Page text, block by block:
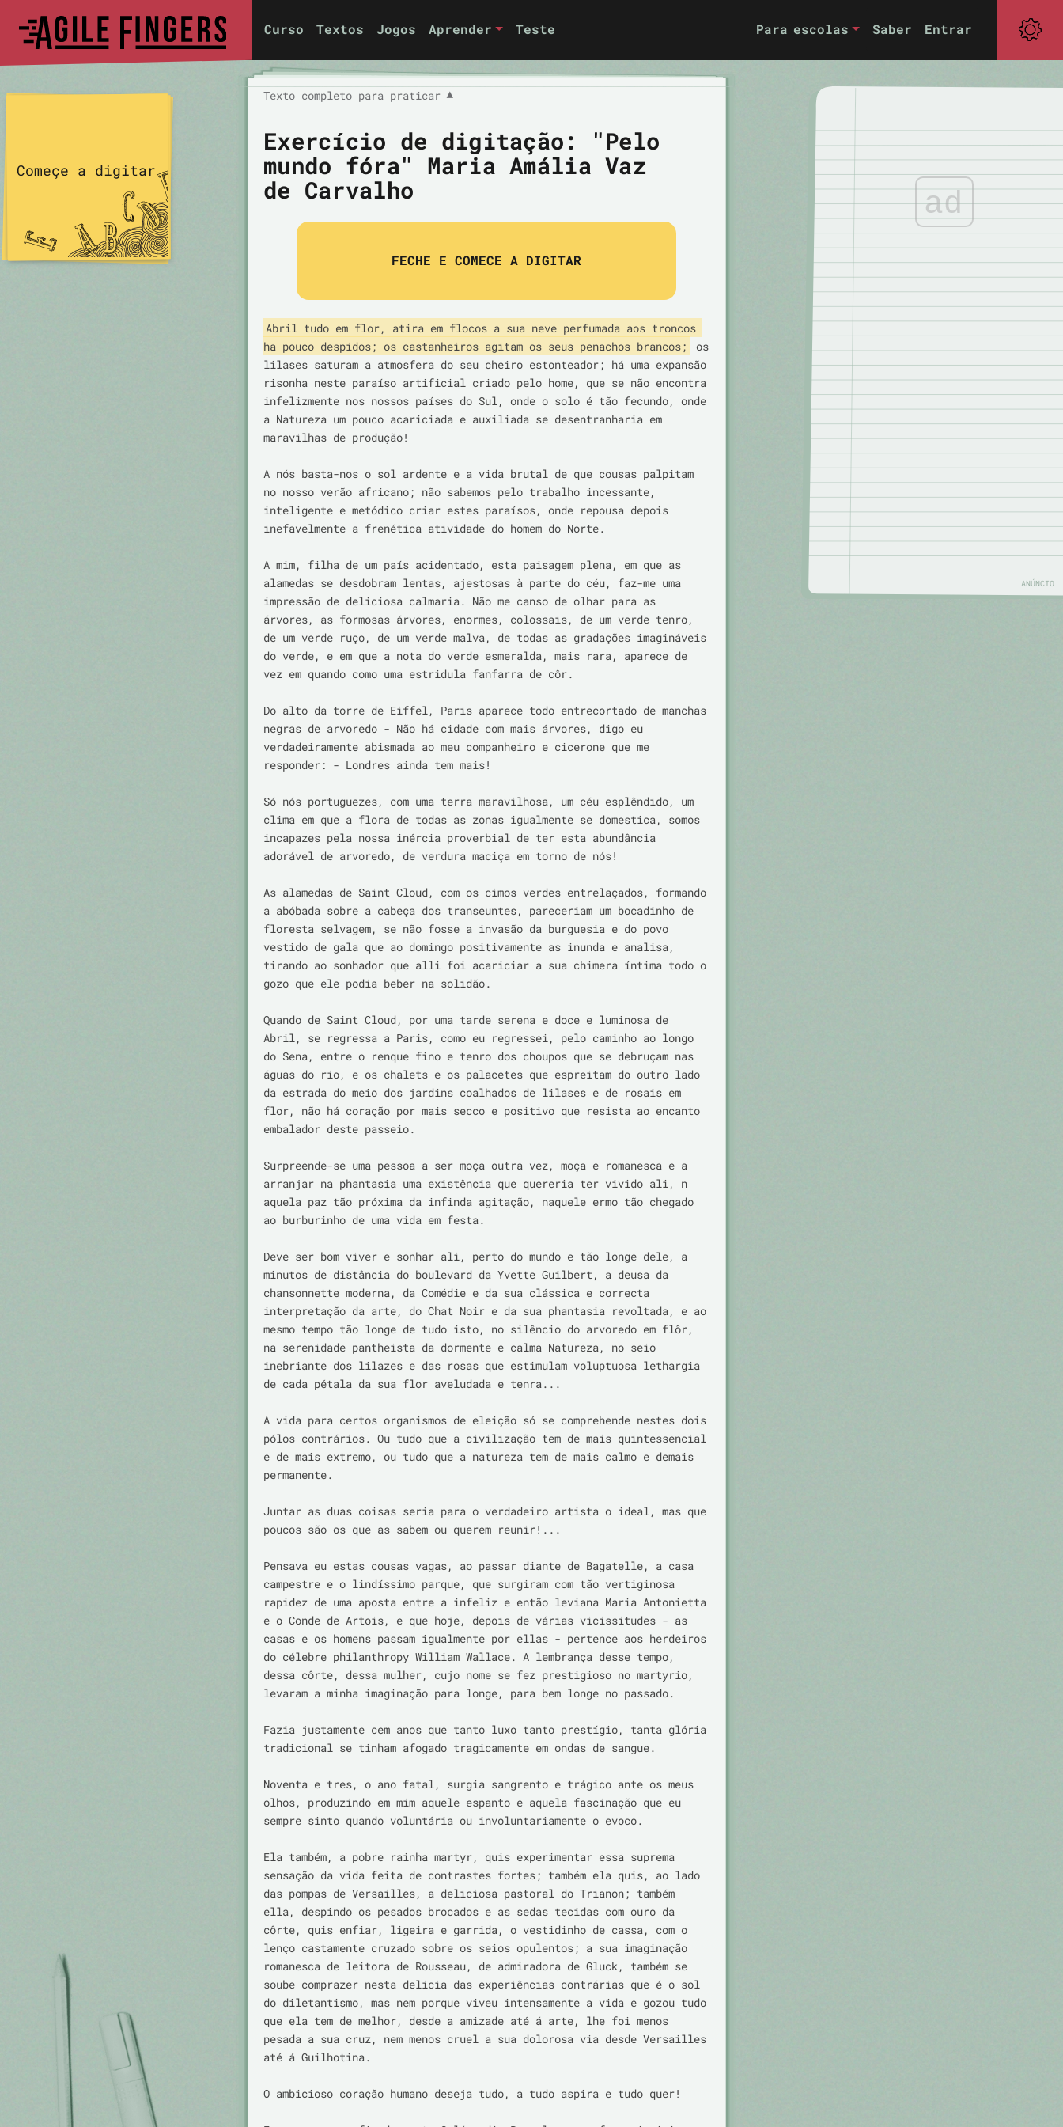
Curso Textos Jogos Aprender Teste Para escolas Saber Entrar
Texto completo para praticar ▼
Exercício de digitação: "Pelo
mundo fóra" Maria Amália Vaz
de Carvalho
FECHE E COMECE A DIGITAR
Abril tudo em flor, atira em flocos a sua neve perfumada aos troncos
ha pouco despidos; os castanheiros agitam os seus penachos brancos;
os
lilases saturam a atmosfera do seu cheiro estonteador; há uma expansão
risonha neste paraíso artificial criado pelo home, que se não encontra
infelizmente nos nossos países do Sul, onde o solo é tão fecundo, onde
a Natureza um pouco acariciada e auxiliada se desentranharia em
maravilhas de produção!
A nós basta-nos o sol ardente e a vida brutal de que cousas palpitam
no nosso verão africano; não sabemos pelo trabalho incessante,
inteligente e metódico criar estes paraísos, onde repousa depois
inefavelmente a frenética atividade do homem do Norte.
A mim, filha de um país acidentado, esta paisagem plena, em que as
alamedas se desdobram lentas, ajestosas à parte do céu, faz-me uma
impressão de deliciosa calmaria. Não me canso de olhar para as
árvores, as formosas árvores, enormes, colossais, de um verde tenro,
de um verde ruço, de um verde malva, de todas as gradações imagináveis
do verde, e em que a nota do verde esmeralda, mais rara, aparece de
vez em quando como uma estridula fanfarra de côr.
Do alto da torre de Eiffel, Paris aparece todo entrecortado de manchas
negras de arvoredo - Não há cidade com mais árvores, digo eu
verdadeiramente abismada ao meu companheiro e cicerone que me
responder: - Londres ainda tem mais!
Só nós portuguezes, com uma terra maravilhosa, um céu esplêndido, um
clima em que a flora de todas as zonas igualmente se domestica, somos
incapazes pela nossa inércia proverbial de ter esta abundância
adorável de arvoredo, de verdura maciça em torno de nós!
As alamedas de Saint Cloud, com os cimos verdes entrelaçados, formando
a abóbada sobre a cabeça dos transeuntes, pareceriam um bocadinho de
floresta selvagem, se não fosse a invasão da burguesia e do povo
vestido de gala que ao domingo positivamente as inunda e analisa,
tirando ao sonhador que alli foi acariciar a sua chimera íntima todo o
gozo que ele podia beber na solidão.
Quando de Saint Cloud, por uma tarde serena e doce e luminosa de
Abril, se regressa a Paris, como eu regressei, pelo caminho ao longo
do Sena, entre o renque fino e tenro dos choupos que se debruçam nas
águas do rio, e os chalets e os palacetes que espreitam do outro lado
da estrada do meio dos jardins coalhados de lilases e de rosais em
flor, não há coração por mais secco e positivo que resista ao encanto
embalador deste passeio.
Surpreende-se uma pessoa a ser moça outra vez, moça e romanesca e a
arranjar na phantasia uma existência que quereria ter vivido ali, n
aquela paz tão próxima da infinda agitação, naquele ermo tão chegado
ao burburinho de uma vida em festa.
Deve ser bom viver e sonhar ali, perto do mundo e tão longe dele, a
minutos de distância do boulevard da Yvette Guilbert, a deusa da
chansonnette moderna, da Comédie e da sua clássica e correcta
interpretação da arte, do Chat Noir e da sua phantasia revoltada, e ao
mesmo tempo tão longe de tudo isto, no silêncio do arvoredo em flôr,
na serenidade pantheista da dormente e calma Natureza, no seio
inebriante dos lilazes e das rosas que estimulam voluptuosa lethargia
de cada pétala da sua flor aveludada e tenra...
A vida para certos organismos de eleição só se comprehende nestes dois
pólos contrários. Ou tudo que a civilização tem de mais quintessencial
e de mais extremo, ou tudo que a natureza tem de mais calmo e demais
permanente.
Juntar as duas coisas seria para o verdadeiro artista o ideal, mas que
poucos são os que as sabem ou querem reunir!...
Pensava eu estas cousas vagas, ao passar diante de Bagatelle, a casa
campestre e o lindíssimo parque, que surgiram com tão vertiginosa
rapidez de uma aposta entre a infeliz e então leviana Maria Antonietta
e o Conde de Artois, e que hoje, depois de várias vicissitudes - as
casas e os homens passam igualmente por ellas - pertence aos herdeiros
do célebre philanthropy William Wallace. A lembrança desse tempo,
dessa côrte, dessa mulher, cujo nome se fez prestigioso no martyrio,
levaram a minha imaginação para longe, para bem longe no passado.
Fazia justamente cem anos que tanto luxo tanto prestígio, tanta glória
tradicional se tinham afogado tragicamente em ondas de sangue.
Noventa e tres, o ano fatal, surgia sangrento e trágico ante os meus
olhos, produzindo em mim aquele espanto e aquela fascinação que eu
sempre sinto quando voluntária ou involuntariamente o evoco.
Ela também, a pobre rainha martyr, quis experimentar essa suprema
sensação da vida feita de contrastes fortes; também ela quis, ao lado
das pompas de Versailles, a deliciosa pastoral do Trianon; também
ella, despindo os pesados brocados e as sedas tecidas com ouro da
côrte, quis enfiar, ligeira e garrida, o vestidinho de cassa, com o
lenço castamente cruzado sobre os seios opulentos; a sua imaginação
romanesca de leitora de Rousseau, de admiradora de Gluck, também se
soube comprazer nesta delicia das experiências contrárias que é o sol
do diletantismo, mas nem porque viveu intensamente a vida e gozou tudo
que ela tem de melhor, desde a amizade até á arte, lhe foi menos
pesada a sua cruz, nem menos cruel a sua dolorosa via desde Versailles
até á Guilhotina.
O ambicioso coração humano deseja tudo, a tudo aspira e tudo quer!
ad
ANÚNCIO
Começe a digitar